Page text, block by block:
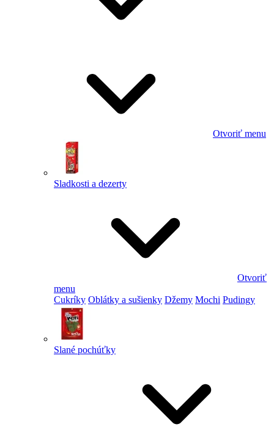
Otvoriť menu
Sladkosti a dezerty
Otvoriť
menu
Cukríky Oblátky a sušienky Džemy Mochi Pudingy
Slané pochúťky